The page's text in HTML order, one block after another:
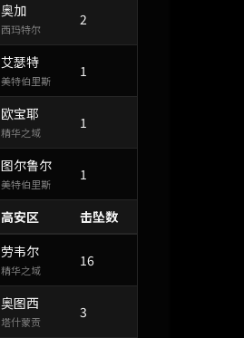
奥加
西玛特尔
2
艾瑟特
美特伯里斯
1
欧宝耶
精华之域
1
图尔鲁尔
美特伯里斯
1
高安区
击坠数
劳韦尔
精华之域
16
奥图西
塔什蒙贡
3